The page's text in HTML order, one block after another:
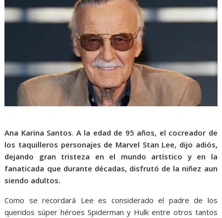
Ana Karina Santos. A la edad de 95 años, el cocreador de
los taquilleros personajes de Marvel Stan Lee, dijo adiós,
dejando gran tristeza en el mundo artístico y en la
fanaticada que durante décadas, disfrutó de la niñez aun
siendo adultos.
Como se recordará Lee es considerado el padre de los
queridos súper héroes Spiderman y Hulk entre otros tantos